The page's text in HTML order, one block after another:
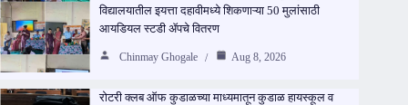
विद्यालयातील इयत्ता दहावीमध्ये शिकणाऱ्या 50 मुलांसाठी
आयडियल स्टडी ॲपचे वितरण
Chinmay Ghogale Aug 8, 2026
रोटरी क्लब ऑफ कुडाळच्या माध्यमातून कुडाळ हायस्कूल व